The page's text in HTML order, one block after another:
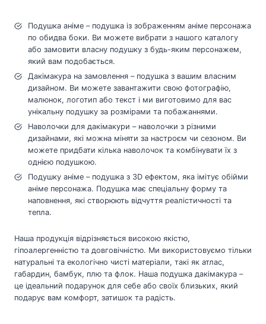
Подушка аніме – подушка із зображенням аніме персонажа
по обидва боки. Ви можете вибрати з нашого каталогу
або замовити власну подушку з будь-яким персонажем,
який вам подобається.
Дакімакура на замовлення – подушка з вашим власним
дизайном. Ви можете завантажити свою фотографію,
малюнок, логотип або текст і ми виготовимо для вас
унікальну подушку за розмірами та побажаннями.
Наволочки для дакімакури – наволочки з різними
дизайнами, які можна міняти за настроєм чи сезоном. Ви
можете придбати кілька наволочок та комбінувати їх з
однією подушкою.
Подушку аніме – подушка з 3D ефектом, яка імітує обійми
аніме персонажа. Подушка має спеціальну форму та
наповнення, які створюють відчуття реалістичності та
тепла.
Наша продукція відрізняється високою якістю,
гіпоалергенністю та довговічністю. Ми використовуємо тільки
натуральні та екологічно чисті матеріали, такі як атлас,
габардин, бамбук, плю та флок. Наша подушка дакімакура –
це ідеальний подарунок для себе або своїх близьких, який
подарує вам комфорт, затишок та радість.